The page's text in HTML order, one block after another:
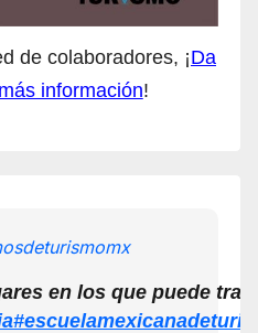
de colaboradores, ¡Da
información!
en los que puede